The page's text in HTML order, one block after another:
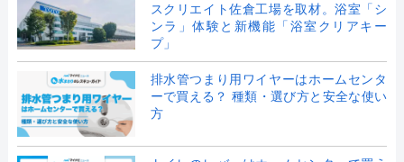
スクリエイト佐倉工場を取材。浴室「シ
ンラ」体験と新機能「浴室クリアキー
プ」
排水管つまり用ワイヤーはホームセンタ
ーで買える？ 種類・選び方と安全な使い
方